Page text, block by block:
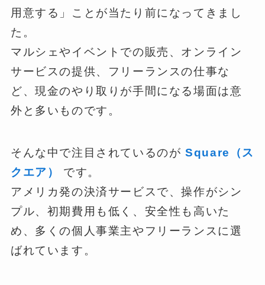
用意する」ことが当たり前になってきまし
た。
マルシェやイベントでの販売、オンライン
サービスの提供、フリーランスの仕事な
ど、現金のやり取りが手間になる場面は意
外と多いものです。
そんな中で注目されているのがSquare（ス
クエア）
です。
アメリカ発の決済サービスで、操作がシン
プル、初期費用も低く、安全性も高いた
め、多くの個人事業主やフリーランスに選
ばれています。